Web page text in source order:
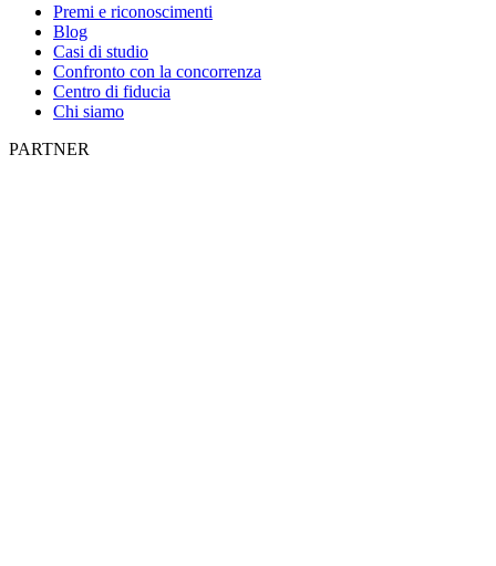
Premi e riconoscimenti
Blog
Casi di studio
Confronto con la concorrenza
Centro di fiducia
Chi siamo
PARTNER